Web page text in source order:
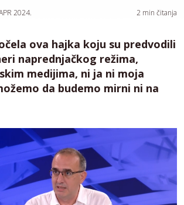
2024. 2 min čitanja
ova hajka koju su predvodili
naprednjačkog režima,
medijima, ni ja ni moja
da budemo mirni ni na